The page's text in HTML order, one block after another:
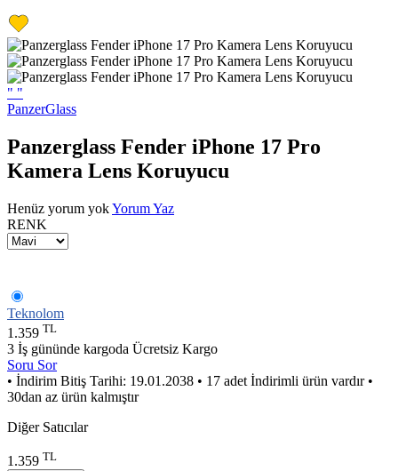
" "
PanzerGlass
Panzerglass Fender iPhone 17 Pro
Kamera Lens Koruyucu
Henüz yorum yokYorum Yaz
RENK
Teknolom
1.359 TL
3 İş gününde kargoda Ücretsiz Kargo
Soru Sor
• İndirim Bitiş Tarihi: 19.01.2038 • 17 adet İndirimli ürün vardır •
30dan az ürün kalmıştır
Diğer Satıcılar
1.359 TL